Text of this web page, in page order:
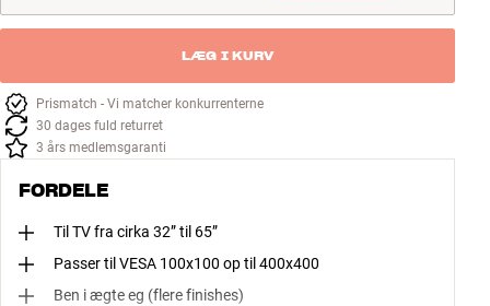
LÆG I KURV
Prismatch - Vi matcher konkurrenterne
30 dages fuld returret
3 års medlemsgaranti
FORDELE
Til TV fra cirka 32” til 65”
Passer til VESA 100x100 op til 400x400
Ben i ægte eg (flere finishes)